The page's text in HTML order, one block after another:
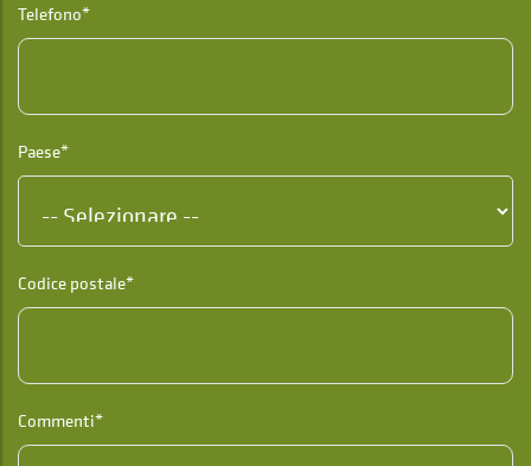
Telefono*
Paese*
Codice postale*
Commenti*